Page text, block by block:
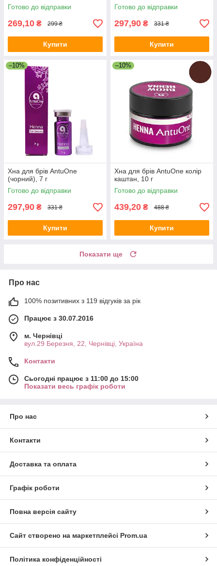
Готово до відправки
269,10 ₴ 299 ₴
Купити
Готово до відправки
297,90 ₴ 331 ₴
Купити
–10%
Хна для брів AntuOne
(чорний), 7 г
Готово до відправки
297,90 ₴ 331 ₴
Купити
–10%
Хна для брів AntuOne колір
каштан, 10 г
Готово до відправки
439,20 ₴ 488 ₴
Купити
Показати ще
Про нас
100% позитивних з 119 відгуків за рік
Працює з 30.07.2016
м. Чернівці
вул.29 Березня, 22, Чернівці, Україна
Контакти
Сьогодні працює з 11:00 до 15:00
Показати весь графік роботи
Про нас
Контакти
Доставка та оплата
Графік роботи
Повна версія сайту
Сайт створено на маркетплейсі Prom.ua
Політика конфіденційності